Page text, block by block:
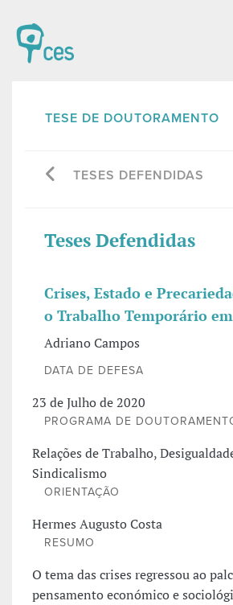
TESE DE DOUTORAMENTO
TESES DEFENDIDAS
Teses Defendidas
Crises, Estado e
o Trabalho Temporário
Adriano Campos
DATA DE DEFESA
23 de Julho de 2020
PROGRAMA DE
Relações de Trabalho,
Sindicalismo
ORIENTAÇÃO
Hermes Augusto Costa
RESUMO
O tema das crises regressou ao
pensamento económico e